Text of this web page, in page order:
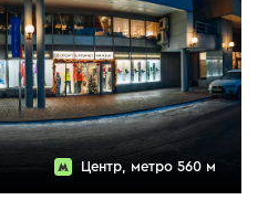
Центр, метро 560 м